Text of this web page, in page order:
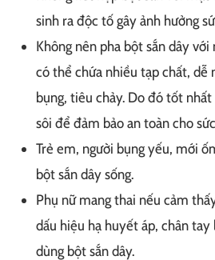
sinh ra độc tố gây ảnh hưởng
Không nên pha bột sắn dây
có thể chứa nhiều tạp chất, dễ
bụng, tiêu chảy. Do đó tốt
sôi để đảm bảo an toàn cho
Trẻ em, người bụng yếu, mới
bột sắn dây sống.
Phụ nữ mang thai nếu cảm
dấu hiệu hạ huyết áp, chân
dùng bột sắn dây.